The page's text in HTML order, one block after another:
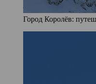
Город Королёв: